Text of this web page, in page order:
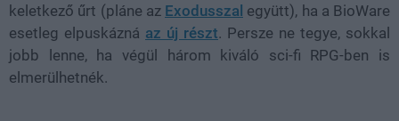
keletkező űrt (pláne az Exodusszal együtt), ha a BioWare
esetleg elpuskázná az új részt. Persze ne tegye, sokkal
jobb lenne, ha végül három kiváló sci-fi RPG-ben is
elmerülhetnék.